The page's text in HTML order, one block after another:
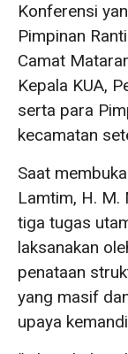
Konferensi
Pimpinan
Camat
Kepala KUA,
serta para
kecamatan
Saat
Lamtim, H. M.
tiga tugas
laksanakan
penataan
yang masif
upaya